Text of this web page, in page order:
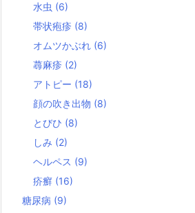
水虫 (6)
帯状疱疹 (8)
オムツかぶれ (6)
蕁麻疹 (2)
アトピー (18)
顔の吹き出物 (8)
とびひ (8)
しみ (2)
ヘルペス (9)
疥癬 (16)
糖尿病 (9)